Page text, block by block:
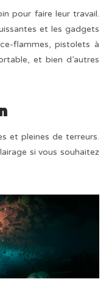
pour faire leur travail.
et les gadgets
flammes, pistolets à
et bien d’autres
et pleines de terreurs.
si vous souhaitez